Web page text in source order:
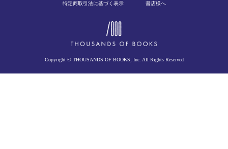
特定商取引法に基づく表示 書店様へ
Copyright © THOUSANDS OF BOOKS, Inc. All Rights Reserved